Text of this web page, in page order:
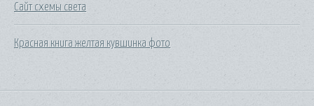
Сайт схемы света
Красная книга желтая кувшинка фото